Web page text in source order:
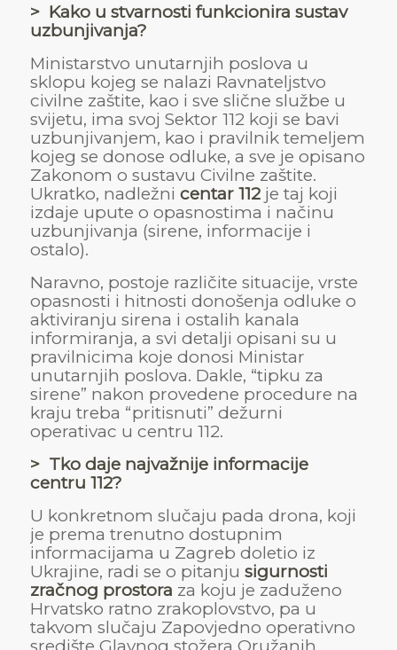
> Kako u stvarnosti funkcionira sustav
uzbunjivanja?
Ministarstvo unutarnjih poslova u
sklopu kojeg se nalazi Ravnateljstvo
civilne zaštite, kao i sve slične službe u
svijetu, ima svoj Sektor 112 koji se bavi
uzbunjivanjem, kao i pravilnik temeljem
kojeg se donose odluke, a sve je opisano
Zakonom o sustavu Civilne zaštite.
Ukratko, nadležni centar 112je taj koji
izdaje upute o opasnostima i načinu
uzbunjivanja (sirene, informacije i
ostalo).
Naravno, postoje različite situacije, vrste
opasnosti i hitnosti donošenja odluke o
aktiviranju sirena i ostalih kanala
informiranja, a svi detalji opisani su u
pravilnicima koje donosi Ministar
unutarnjih poslova. Dakle, “tipku za
sirene” nakon provedene procedure na
kraju treba “pritisnuti” dežurni
operativac u centru 112.
> Tko daje najvažnije informacije
centru 112?
U konkretnom slučaju pada drona, koji
je prema trenutno dostupnim
informacijama u Zagreb doletio iz
Ukrajine, radi se o pitanju sigurnosti
zračnog prostora za koju je zaduženo
Hrvatsko ratno zrakoplovstvo, pa u
takvom slučaju Zapovjedno operativno